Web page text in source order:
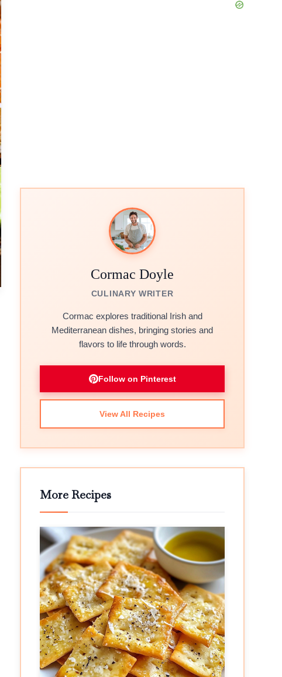
Cormac Doyle
CULINARY WRITER
Cormac explores traditional Irish and
Mediterranean dishes, bringing stories and
flavors to life through words.
Follow on Pinterest
View All Recipes
More Recipes